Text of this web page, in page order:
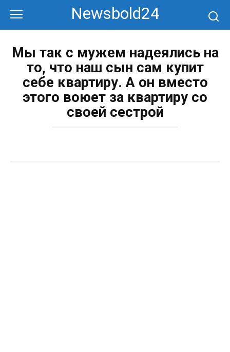
контенту
Newsbold24
Мы так с мужем надеялись на
то, что наш сын сам купит
себе квартиру. А он вместо
этого воюет за квартиру со
своей сестрой